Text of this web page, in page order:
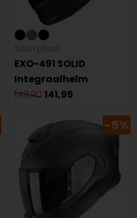
EXO-491 SOLID
Integraalhelm
149,90 141,95
-5%